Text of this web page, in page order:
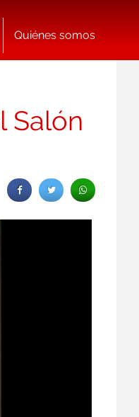
Quiénes somos
Salón